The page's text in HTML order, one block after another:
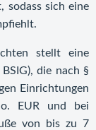
sodass sich eine
stellt eine
die nach §
Einrichtungen
EUR und bei
von bis zu 7